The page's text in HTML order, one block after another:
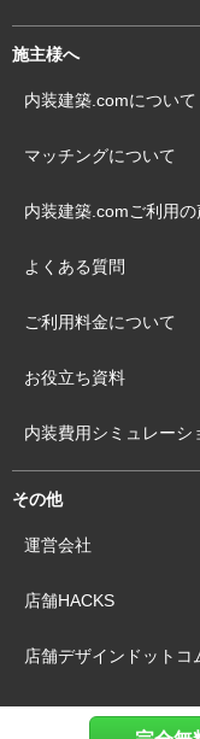
施主様へ
内装建築.comについて
マッチングについて
内装建築.comご利用の
よくある質問
ご利用料金について
お役立ち資料
内装費用シミュレーシ
その他
運営会社
店舗HACKS
店舗デザインドットコ